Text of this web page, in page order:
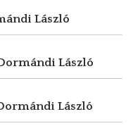
László
László
László